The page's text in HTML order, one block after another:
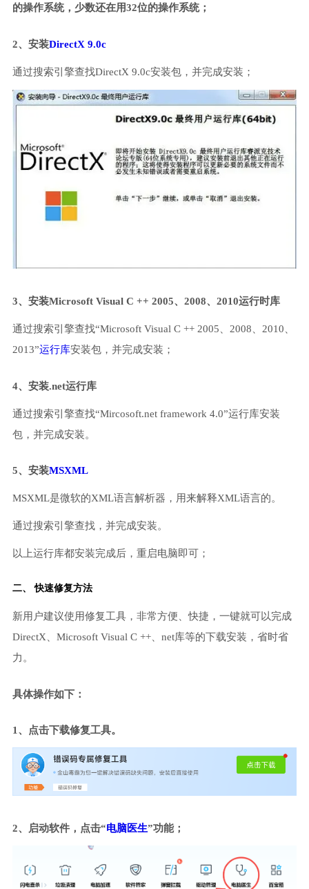
的操作系统，少数还在用32位的操作系统；
2、安装DirectX 9.0c
通过搜索引擎查找DirectX 9.0c安装包，并完成安装；
3、安装Microsoft Visual C ++ 2005、2008、2010运行时库
通过搜索引擎查找“Microsoft Visual C ++ 2005、2008、2010、
2013”运行库安装包，并完成安装；
4、安装.net运行库
通过搜索引擎查找“Mircosoft.net framework 4.0”运行库安装
包，并完成安装。
5、安装MSXML
MSXML是微软的XML语言解析器，用来解释XML语言的。
通过搜索引擎查找，并完成安装。
以上运行库都安装完成后，重启电脑即可；
二、 快速修复方法
新用户建议使用修复工具，非常方便、快捷，一键就可以完成
DirectX、Microsoft Visual C ++、net库等的下载安装，省时省
力。
具体操作如下：
1、点击下载修复工具。
2、启动软件，点击“电脑医生”功能；